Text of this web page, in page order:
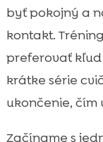
byť pokojný a
kontakt.
preferovať
krátke série
ukončenie, čím
Začíname s